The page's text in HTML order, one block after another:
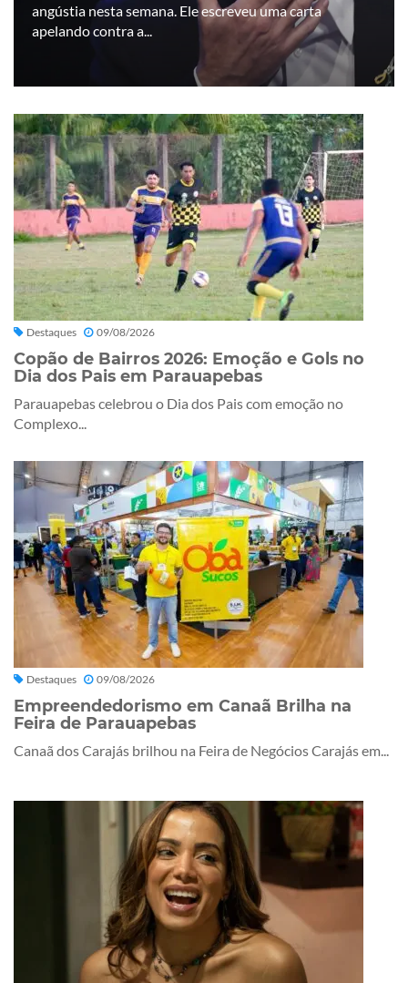
angústia nesta semana. Ele escreveu uma carta
apelando contra a...
Destaques 09/08/2026
Copão de Bairros 2026: Emoção e Gols no
Dia dos Pais em Parauapebas
Parauapebas celebrou o Dia dos Pais com emoção no
Complexo...
Destaques 09/08/2026
Empreendedorismo em Canaã Brilha na
Feira de Parauapebas
Canaã dos Carajás brilhou na Feira de Negócios Carajás em...